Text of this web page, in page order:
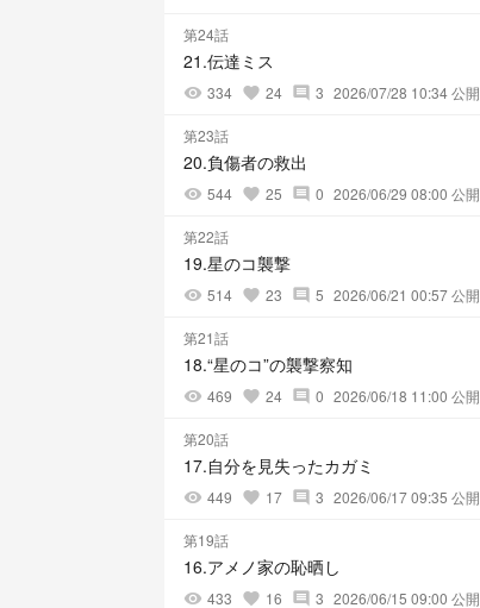
第24話
21.伝達ミス
visibility 334 favorite 24 comment 3 2026/07/28 10:34 公開
第23話
20.負傷者の救出
visibility 544 favorite 25 comment 0 2026/06/29 08:00 公開
第22話
19.星のコ襲撃
visibility 514 favorite 23 comment 5 2026/06/21 00:57 公開
第21話
18.“星のコ”の襲撃察知
visibility 469 favorite 24 comment 0 2026/06/18 11:00 公開
第20話
17.自分を見失ったカガミ
visibility 449 favorite 17 comment 3 2026/06/17 09:35 公開
第19話
16.アメノ家の恥晒し
visibility 433 favorite 16 comment 3 2026/06/15 09:00 公開